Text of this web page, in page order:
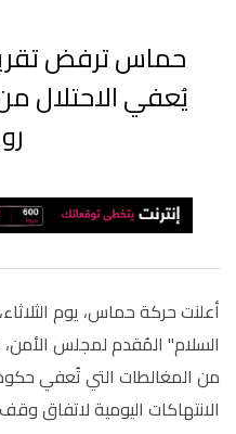
حماس ترفض
يُعفي الاحتلال
أعلنت حركة حماس، يوم
السلام" المُقدم لمجلس
من المغالطات التي تُعفي
الانتهاكات اليومية لاتفاق